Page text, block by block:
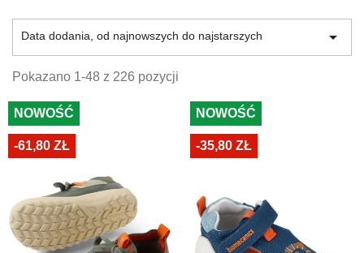
lepszą parę. Buciki do nauki chodzenia powinny być
przede wszystkim miękkie, lekkie i niekrępujące ruchów.
Właśnie takie produkty proponuje naszsklep z butami-
Riccardo.
Data dodania, od najnowszych do najstarszych 
Pokazano 1-48 z 226 pozycji
NOWOŚĆ
-61,80 ZŁ
NOWOŚĆ
-35,80 ZŁ